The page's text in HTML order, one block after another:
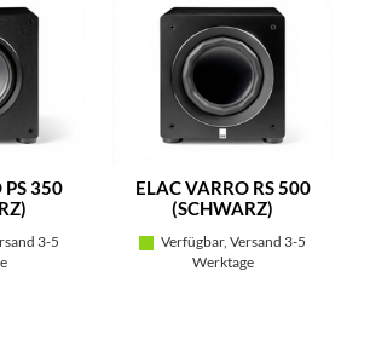
PS 350
3-5
ELAC VARRO RS 500
(SCHWARZ)
Verfügbar, Versand 3-5
Werktage